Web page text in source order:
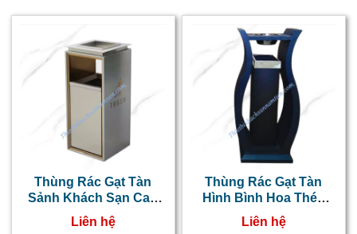
Thùng Rác Gạt Tàn
Sảnh Khách Sạn Cao
Cấp
Liên hệ
Thùng Rác Gạt Tàn
Hình Bình Hoa Thép
Sơn Đen
Liên hệ